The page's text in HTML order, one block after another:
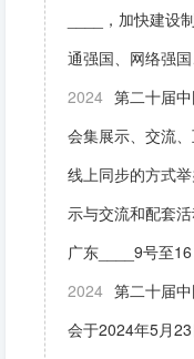
____，加快建设
通强国、网络强国
2024 第二十届
会集展示、交流
线上同步的方式
示与交流和配套
广东____9号至16
2024 第二十届
会于2024年5月